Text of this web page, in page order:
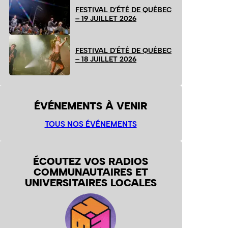
FESTIVAL D’ÉTÉ DE QUÉBEC
– 19 JUILLET 2026
FESTIVAL D’ÉTÉ DE QUÉBEC
– 18 JUILLET 2026
ÉVÉNEMENTS À VENIR
TOUS NOS ÉVÉNEMENTS
ÉCOUTEZ VOS RADIOS
COMMUNAUTAIRES ET
UNIVERSITAIRES LOCALES